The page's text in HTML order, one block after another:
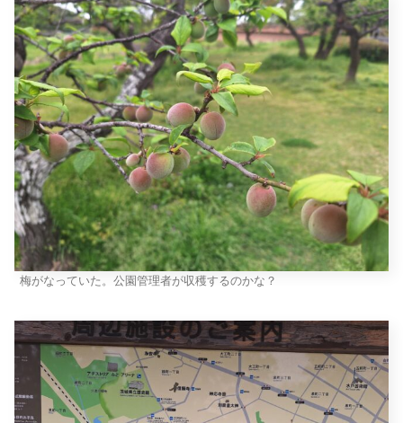
梅がなっていた。公園管理者が収穫するのかな？